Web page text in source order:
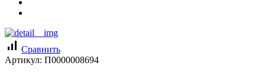
signal_cellular_alt Сравнить
Артикул: П0000008694